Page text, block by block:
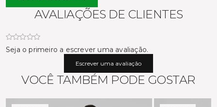
AVALIAÇÕES DE CLIENTES
Seja o primeiro a escrever uma avaliação.
Escrever uma avaliação
VOCÊ TAMBÉM PODE GOSTAR